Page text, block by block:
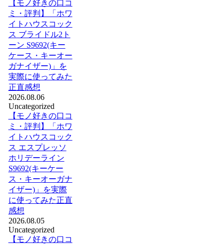
【モノ好きの口コ
ミ・評判】「ホワ
イトハウスコック
ス ブライドル2ト
ーン S9692(キー
ケース・キーオー
ガナイザー)」を
実際に使ってみた
正直感想
2026.08.06
Uncategorized
【モノ好きの口コ
ミ・評判】「ホワ
イトハウスコック
ス エスプレッソ
ホリデーライン
S9692(キーケー
ス・キーオーガナ
イザー)」を実際
に使ってみた正直
感想
2026.08.05
Uncategorized
【モノ好きの口コ